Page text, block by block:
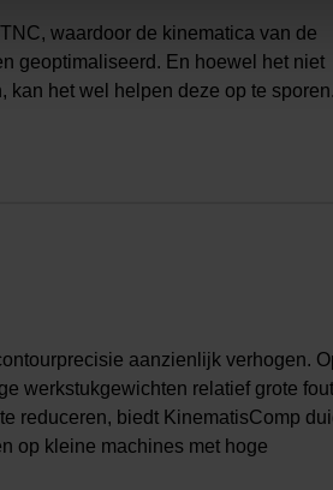
waardoor de kinematica van de
geoptimaliseerd. En hoewel het niet
kan het wel helpen deze op te sporen.
aanzienlijk verhogen.
werkstukgewichten relatief grote
reduceren, biedt KinematisComp
op kleine machines met hoge